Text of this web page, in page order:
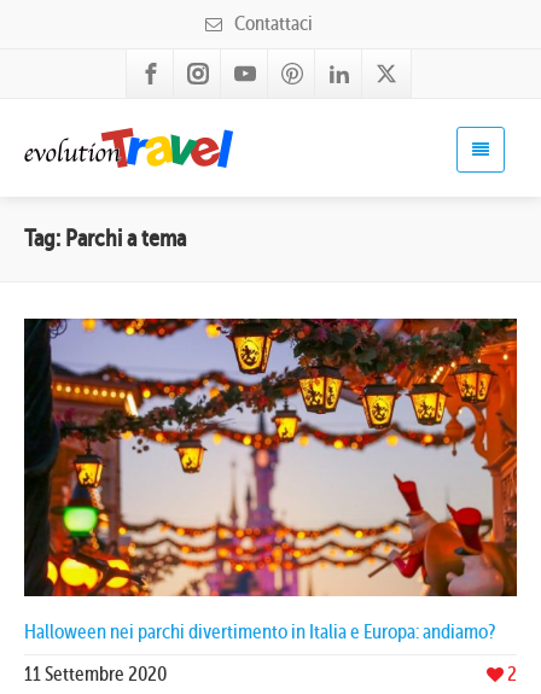
Contattaci
Tag: Parchi a tema
Halloween nei parchi divertimento in Italia e Europa: andiamo?
2
11 Settembre 2020